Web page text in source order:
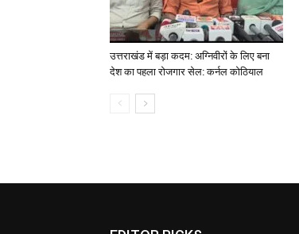
उत्तराखंड में बड़ा कदम: अग्निवीरों के लिए बना
देश का पहला रोजगार सेल: कर्नल कोठियाल